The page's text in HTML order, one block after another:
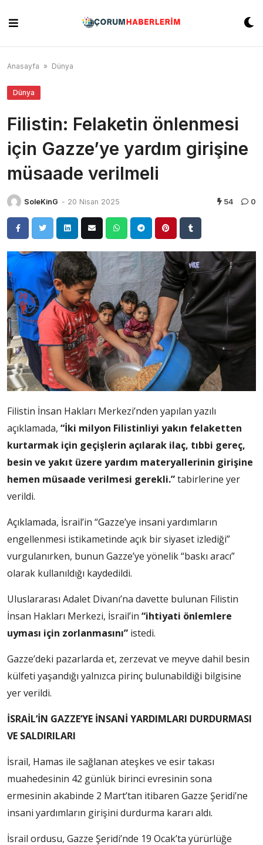
content
Anasayfa » Dünya
Dünya
Filistin: Felaketin önlenmesi
için Gazze’ye yardım girişine
müsaade verilmeli
SoleKinG - 20 Nisan 2025 54 0
Filistin İnsan Hakları Merkezi’nden yapılan yazılı
açıklamada, “İki milyon Filistinliyi yakın felaketten
kurtarmak için geçişlerin açılarak ilaç, tıbbi gereç,
besin ve yakıt üzere yardım materyallerinin girişine
hemen müsaade verilmesi gerekli.”tabirlerine yer
verildi.
Açıklamada, İsrail’in “Gazze’ye insani yardımların
engellenmesi istikametinde açık bir siyaset izlediği”
vurgulanırken, bunun Gazze’ye yönelik “baskı aracı”
olarak kullanıldığı kaydedildi.
Uluslararası Adalet Divanı’na davette bulunan Filistin
İnsan Hakları Merkezi, İsrail’in “ihtiyati önlemlere
uyması için zorlanmasını” istedi.
Gazze’deki pazarlarda et, zerzevat ve meyve dahil besin
külfeti yaşandığı yalnızca pirinç bulunabildiği bilgisine
yer verildi.
İSRAİL’İN GAZZE’YE İNSANİ YARDIMLARI DURDURMASI
VE SALDIRILARI
İsrail, Hamas ile sağlanan ateşkes ve esir takası
muahedesinin 42 günlük birinci evresinin sona
ermesinin akabinde 2 Mart’tan itibaren Gazze Şeridi’ne
insani yardımların girişini durdurma kararı aldı.
İsrail ordusu, Gazze Şeridi’nde 19 Ocak’ta yürürlüğe